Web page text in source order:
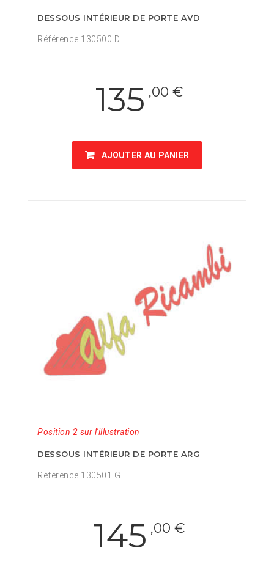
DESSOUS INTÉRIEUR DE PORTE AVD
Référence 130500 D
135 ,00 €
AJOUTER AU PANIER
Position 2 sur l'illustration
DESSOUS INTÉRIEUR DE PORTE ARG
Référence 130501 G
145 ,00 €